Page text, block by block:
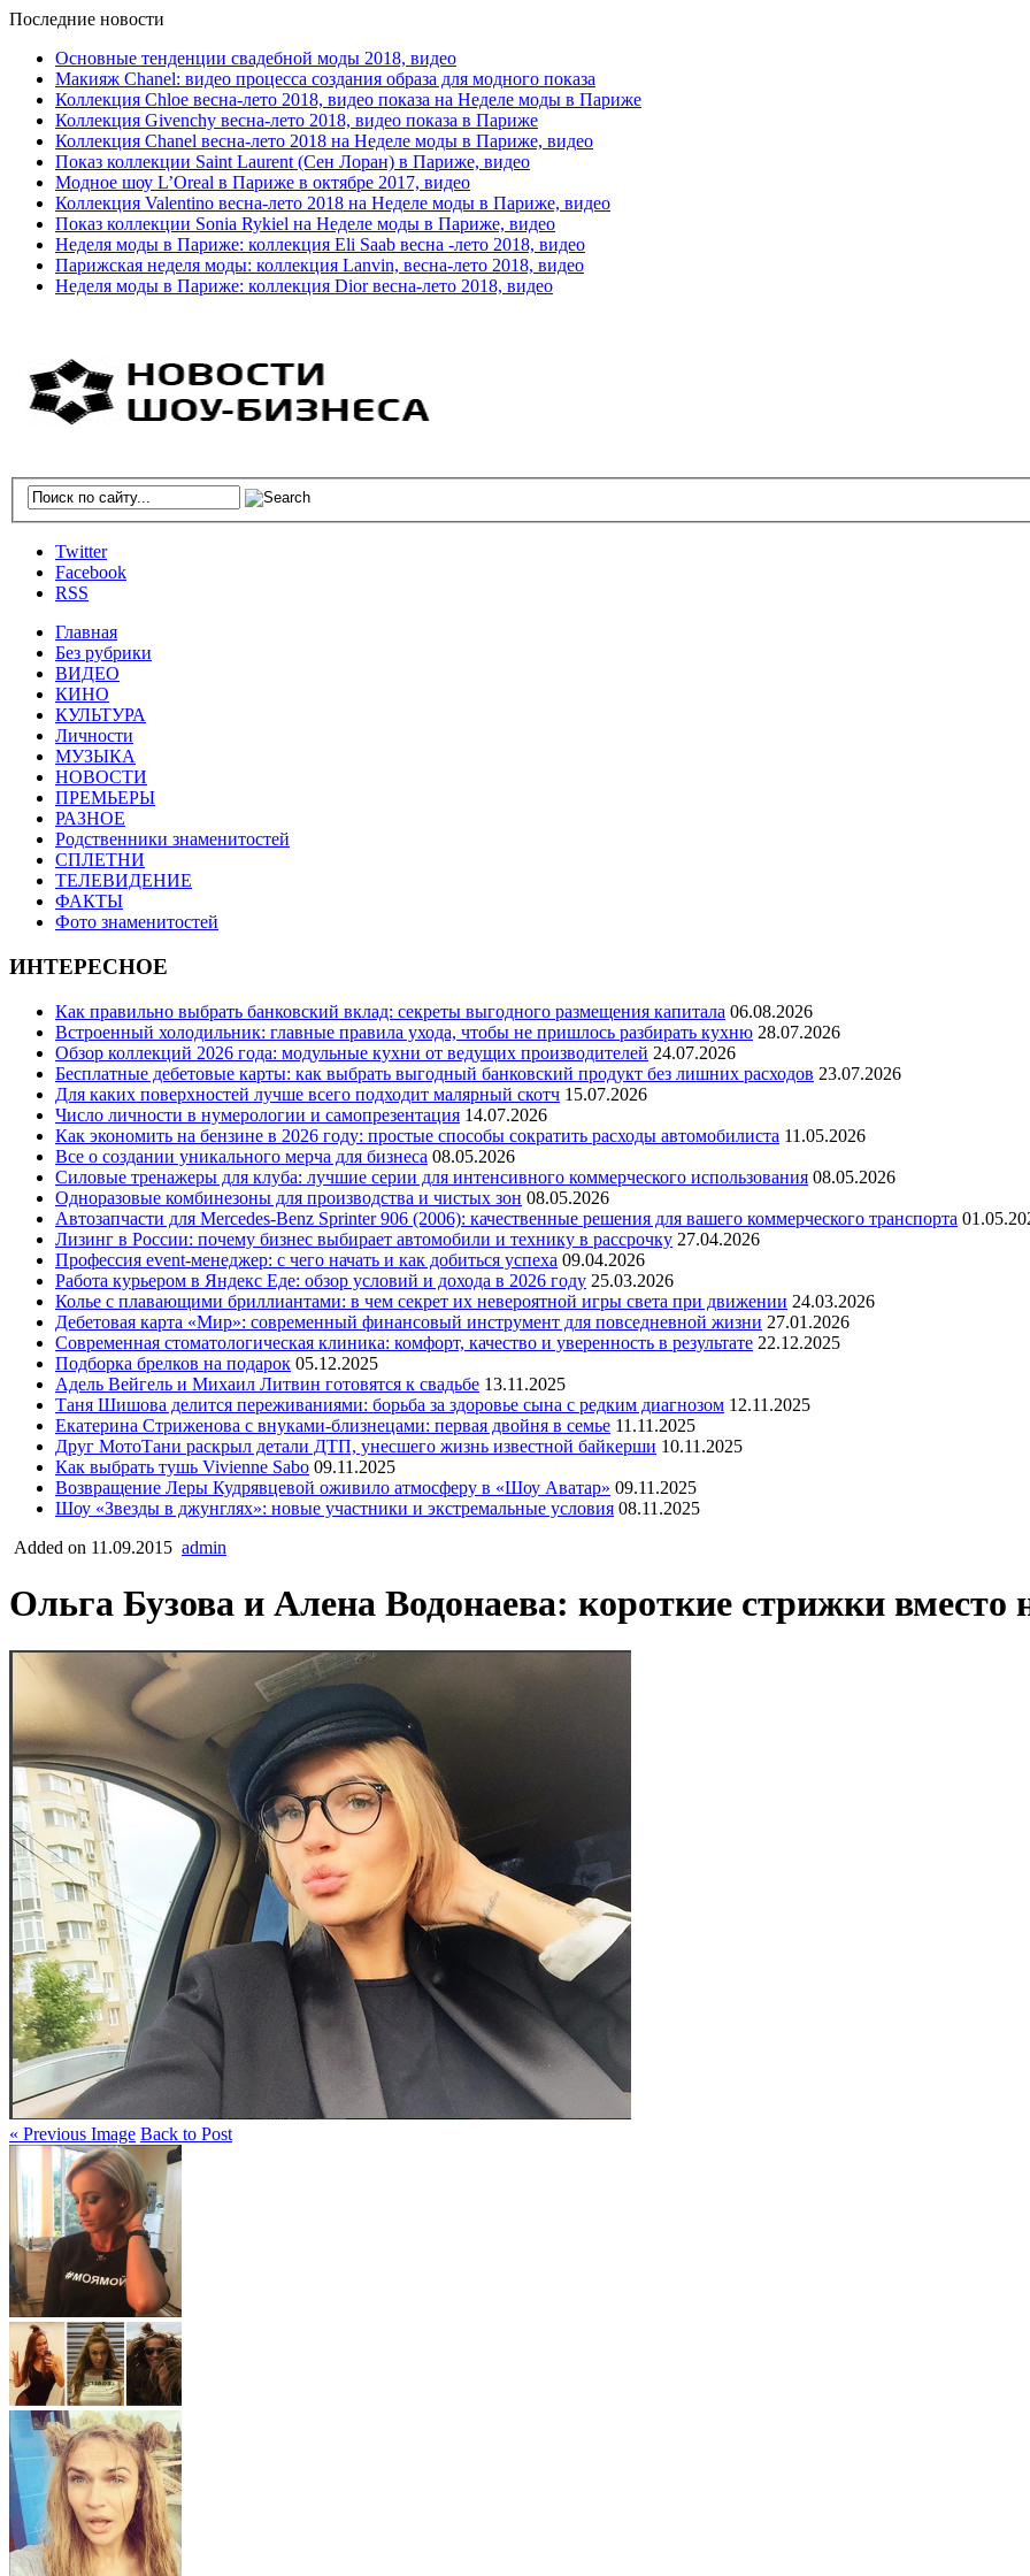
Последние новости
Основные тенденции свадебной моды 2018, видео
Макияж Chanel: видео процесса создания образа для модного показа
Коллекция Chloe весна-лето 2018, видео показа на Неделе моды в Париже
Коллекция Givenchy весна-лето 2018, видео показа в Париже
Коллекция Chanel весна-лето 2018 на Неделе моды в Париже, видео
Показ коллекции Saint Laurent (Сен Лоран) в Париже, видео
Модное шоу L’Oreal в Париже в октябре 2017, видео
Коллекция Valentino весна-лето 2018 на Неделе моды в Париже, видео
Показ коллекции Sonia Rykiel на Неделе моды в Париже, видео
Неделя моды в Париже: коллекция Eli Saab весна -лето 2018, видео
Парижская неделя моды: коллекция Lanvin, весна-лето 2018, видео
Неделя моды в Париже: коллекция Dior весна-лето 2018, видео
Twitter
Facebook
RSS
Главная
Без рубрики
ВИДЕО
КИНО
КУЛЬТУРА
Личности
МУЗЫКА
НОВОСТИ
ПРЕМЬЕРЫ
РАЗНОЕ
Родственники знаменитостей
СПЛЕТНИ
ТЕЛЕВИДЕНИЕ
ФАКТЫ
Фото знаменитостей
ИНТЕРЕСНОЕ
Как правильно выбрать банковский вклад: секреты выгодного размещения капитала 06.08.2026
Встроенный холодильник: главные правила ухода, чтобы не пришлось разбирать кухню 28.07.2026
Обзор коллекций 2026 года: модульные кухни от ведущих производителей 24.07.2026
Бесплатные дебетовые карты: как выбрать выгодный банковский продукт без лишних расходов 23.07.2026
Для каких поверхностей лучше всего подходит малярный скотч 15.07.2026
Число личности в нумерологии и самопрезентация 14.07.2026
Как экономить на бензине в 2026 году: простые способы сократить расходы автомобилиста 11.05.2026
Все о создании уникального мерча для бизнеса 08.05.2026
Силовые тренажеры для клуба: лучшие серии для интенсивного коммерческого использования 08.05.2026
Одноразовые комбинезоны для производства и чистых зон 08.05.2026
Автозапчасти для Mercedes-Benz Sprinter 906 (2006): качественные решения для вашего коммерческого транспорта
Лизинг в России: почему бизнес выбирает автомобили и технику в рассрочку 27.04.2026
Профессия event-менеджер: с чего начать и как добиться успеха 09.04.2026
Работа курьером в Яндекс Еде: обзор условий и дохода в 2026 году 25.03.2026
Колье с плавающими бриллиантами: в чем секрет их невероятной игры света при движении 24.03.2026
Дебетовая карта «Мир»: современный финансовый инструмент для повседневной жизни 27.01.2026
Современная стоматологическая клиника: комфорт, качество и уверенность в результате 22.12.2025
Подборка брелков на подарок 05.12.2025
Адель Вейгель и Михаил Литвин готовятся к свадьбе 13.11.2025
Таня Шишова делится переживаниями: борьба за здоровье сына с редким диагнозом 12.11.2025
Екатерина Стриженова с внуками-близнецами: первая двойня в семье 11.11.2025
Друг МотоТани раскрыл детали ДТП, унесшего жизнь известной байкерши 10.11.2025
Как выбрать тушь Vivienne Sabo 09.11.2025
Возвращение Леры Кудрявцевой оживило атмосферу в «Шоу Аватар» 09.11.2025
Шоу «Звезды в джунглях»: новые участники и экстремальные условия 08.11.2025
Added on 11.09.2015 admin
Ольга Бузова и Алена Водонаева: короткие стрижки
« Previous Image Back to Post